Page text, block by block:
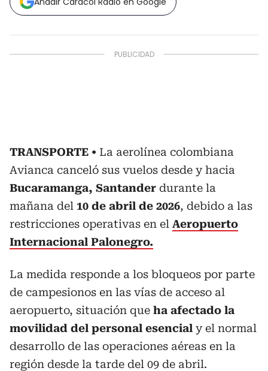
TRANSPORTE
La aerolínea colombiana
Avianca canceló sus vuelos desde y hacia
Bucaramanga, Santander durante la
mañana del 10 de abril de 2026, debido a las
restricciones operativas en el Aeropuerto
Internacional Palonegro.
La medida responde a los bloqueos por parte
de campesionos en las vías de acceso al
aeropuerto, situación que ha afectado la
movilidad del personal esencial y el normal
desarrollo de las operaciones aéreas en la
región desde la tarde del 09 de abril.